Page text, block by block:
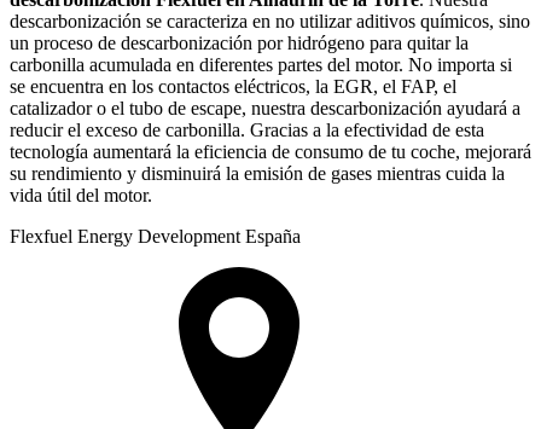
descarbonización se caracteriza en no utilizar aditivos químicos, sino
un proceso de descarbonización por hidrógeno para quitar la
carbonilla acumulada en diferentes partes del motor. No importa si
se encuentra en los contactos eléctricos, la EGR, el FAP, el
catalizador o el tubo de escape, nuestra descarbonización ayudará a
reducir el exceso de carbonilla. Gracias a la efectividad de esta
tecnología aumentará la eficiencia de consumo de tu coche, mejorará
su rendimiento y disminuirá la emisión de gases mientras cuida la
vida útil del motor.
Flexfuel Energy Development España